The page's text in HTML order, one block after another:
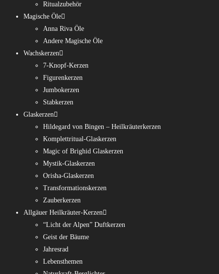
Ritualzubehör
Magische Öle
Anna Riva Öle
Andere Magische Öle
Wachskerzen
7-Knopf-Kerzen
Figurenkerzen
Jumbokerzen
Stabkerzen
Glaskerzen
Hildegard von Bingen – Heilkräuterkerzen
Komplettritual-Glaskerzen
Magic of Brighid Glaskerzen
Mystik-Glaskerzen
Orisha-Glaskerzen
Transformationskerzen
Zauberkerzen
Allgäuer Heilkräuter-Kerzen
“Licht der Alpen” Duftkerzen
Geist der Bäume
Jahresrad
Lebensthemen